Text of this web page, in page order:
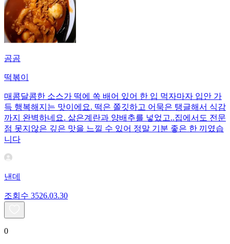
곰곰
떡볶이
매콤달콤한 소스가 떡에 쏙 배어 있어 한 입 먹자마자 입안 가
득 행복해지는 맛이에요. 떡은 쫄깃하고 어묵은 탱글해서 식감
까지 완벽하네요. 삶은계란과 양배추를 넣었고..집에서도 전문
점 못지않은 깊은 맛을 느낄 수 있어 정말 기분 좋은 한 끼였습
니다
낸데
조회수 3526.03.30
0